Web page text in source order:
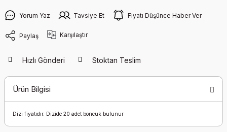
Yorum Yaz Tavsiye Et Fiyatı Düşünce Haber Ver
Paylaş Karşılaştır
Hızlı Gönderi Stoktan Teslim
Ürün Bilgisi
Dizi fiyatıdır. Dizide 20 adet boncuk bulunur